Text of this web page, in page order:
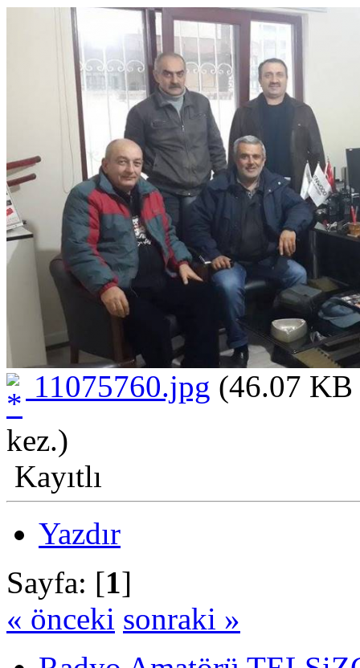
11075760.jpg (46.07 KB
kez.)
Kayıtlı
Yazdır
Sayfa: [1]
« önceki sonraki »